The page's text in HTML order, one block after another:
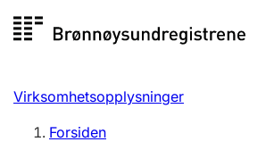
til
Registersøk
Aksjeselskap
Virksomhetsopplysninger
Forsiden